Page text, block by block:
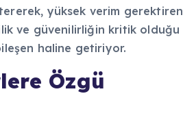
yüksek verim gerektiren
ve güvenilirliğin kritik olduğu
haline getiriyor.
Özgü